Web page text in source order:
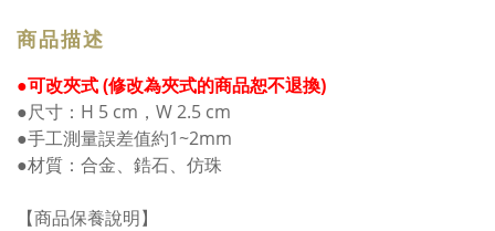
商品描述
●可改夾式 (修改為夾式的商品恕不退換)
●尺寸：H 5 cm，W 2.5 cm
●手工測量誤差值約1~2mm
●材質：合金、鋯石、仿珠
【商品保養說明】